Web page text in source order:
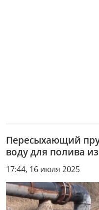
Пересыхающий
воду для полива
17:44, 16 июля 2025